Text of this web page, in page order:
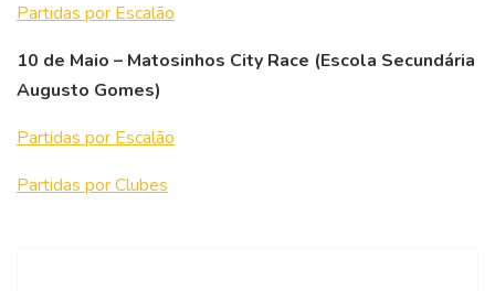
Partidas por Escalão
10 de Maio – Matosinhos City Race (Escola Secundária
Augusto Gomes)
Partidas por Escalão
Partidas por Clubes